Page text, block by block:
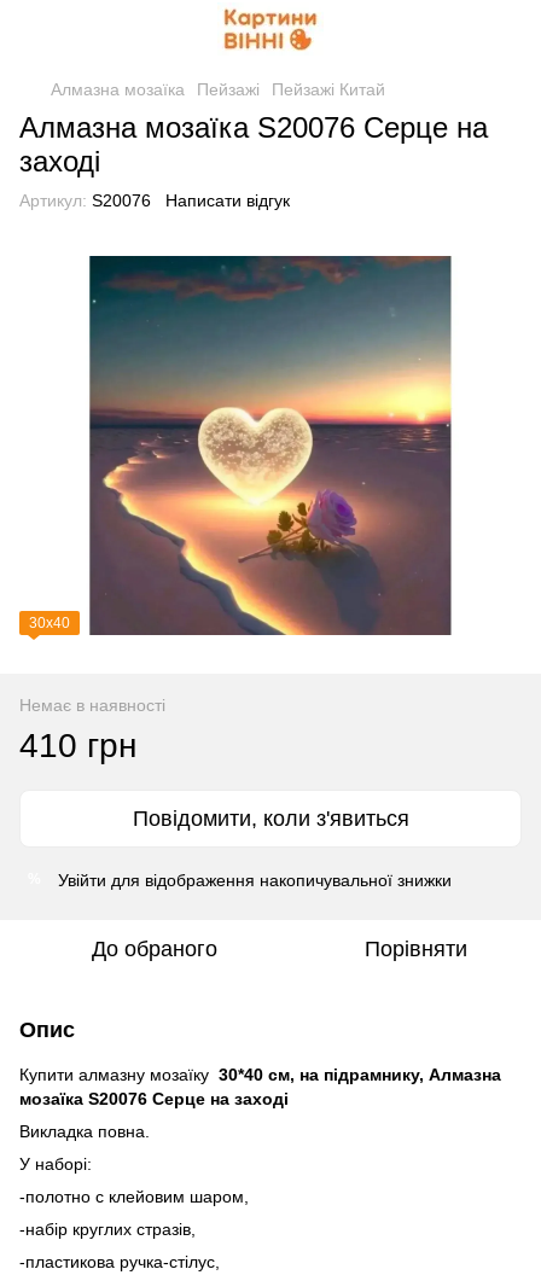
Алмазна мозаїка Пейзажі Пейзажі Китай
Алмазна мозаїка S20076 Серце на
заході
Артикул: S20076 Написати відгук
30х40
Немає в наявності
410 грн
Повідомити, коли з'явиться
Увійти для відображення накопичувальної знижки
До обраного Порівняти
Опис
Купити алмазну мозаїку 30*40 см, на підрамнику, Алмазна
мозаїка S20076 Серце на заході
Викладка повна.
У наборі:
-полотно с клейовим шаром,
-набір круглих стразів,
-пластикова ручка-стілус,